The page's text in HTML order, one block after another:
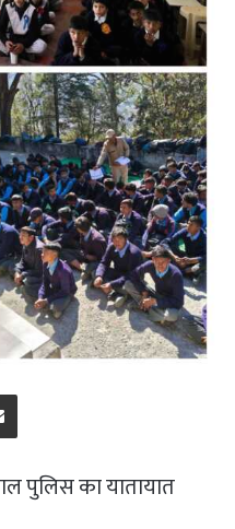
Share via Email
पुलिस का यातायात